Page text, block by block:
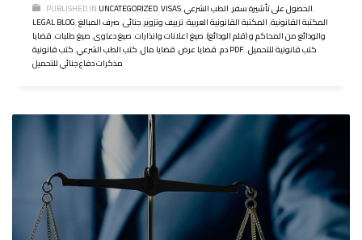
PUBLISHED IN UNCATEGORIZED,VISAS, الحصول على تأشيرة سفر,الطب الشرعي
,
LEGAL BLOG, المكتبة القانونية,المكتبة القانونية العربية,تزييف وتزوير,جنائى,صرف المبالغ
والودائع من المحاكم و (قلم الودائع),صيغ اعلانات وانذارات,صيغ دعاوى,صيغ طلبات,قضايا
دم,قضايا عرض,قضايا مال,كتب الطب الشرعي, كتب قانونية PDF, كتب قانونية للتحميل,
مذكرات دفاع جنائي للتحميل